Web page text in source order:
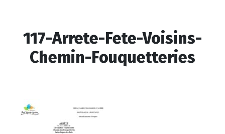
117-Arrete-Fete-Voisins-
Chemin-Fouquetteries